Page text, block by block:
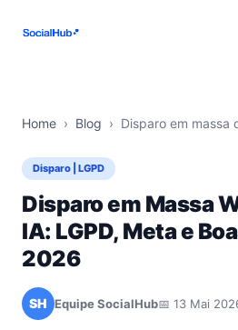
Home › Blog › Disparo em massa
Disparo | LGPD
Disparo em Massa
IA: LGPD, Meta e
2026
SH Equipe SocialHub📅 13 Mai